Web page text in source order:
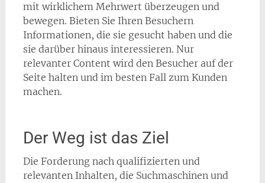
mit wirklichem Mehrwert überzeugen und
bewegen. Bieten Sie Ihren Besuchern
Informationen, die sie gesucht haben und die
sie darüber hinaus interessieren. Nur
relevanter Content wird den Besucher auf der
Seite halten und im besten Fall zum Kunden
machen.
Der Weg ist das Ziel
Die Forderung nach qualifizierten und
relevanten Inhalten, die Suchmaschinen und